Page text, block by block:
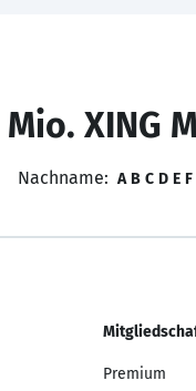
Mio. XING
Nachname: A B C D E F
Premium